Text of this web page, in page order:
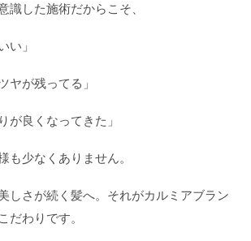
識した施術だからこそ、
い」
ヤが残ってる」
が良くなってきた」
も少なくありません。
しさが続く髪へ。それがカルミアブラン
だわりです。